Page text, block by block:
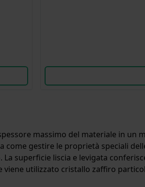
massimo del materiale in
come gestire le proprietà speciali
superficie liscia e levigata
utilizzato cristallo zaffiro